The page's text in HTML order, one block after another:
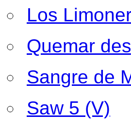
Los
Quemar
Sangre de
Saw 5 (V)